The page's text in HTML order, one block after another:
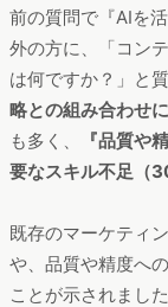
前の質問で『AIを
外の方に、「コン
は何ですか？」と
略との組み合わせ
も多く、
『品質や
要なスキル不足（
既存のマーケティ
や、品質や精度へ
ことが示されました